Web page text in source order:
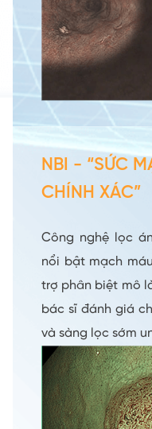
NBI - “SỨC
CHÍNH XÁC”
Công nghệ lọc
nổi bật mạch
trợ phân biệt mô
bác sĩ đánh giá
và sàng lọc sớm